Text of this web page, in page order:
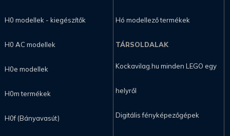
H0 modellek - kiegészítők
H0 AC modellek
H0e modellek
H0m termékek
H0f (Bányavasút)
Hó modellező termékek
TÁRSOLDALAK
Kockavilag.hu minden LEGO egy
helyről
Digitális fényképezőgépek